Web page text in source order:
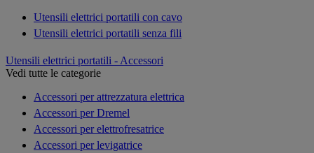
Utensili elettrici portatili con cavo
Utensili elettrici portatili senza fili
Utensili elettrici portatili - Accessori
Vedi tutte le categorie
Accessori per attrezzatura elettrica
Accessori per Dremel
Accessori per elettrofresatrice
Accessori per levigatrice